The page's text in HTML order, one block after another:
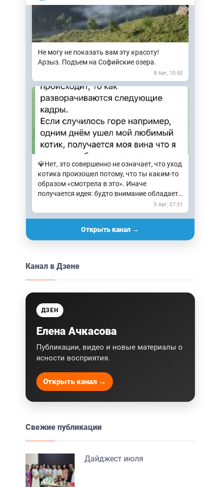
Не могу не показать вам эту красоту!
Арзыз. Подъем на Софийские озера.
8 Авг, 10:50
💎Нет, это совершенно не означает, что уход
котика произошел потому, что ты каким-то
образом «смотрела в это». Иначе
получается идея: будто внимание обладает
9 Авг, 07:51
Открыть канал →
Канал в Дзене
ДЗЕН
Елена Ачкасова
Публикации, видео и новые материалы о
ясности восприятия.
Открыть канал →
Свежие публикации
Дайджест июля